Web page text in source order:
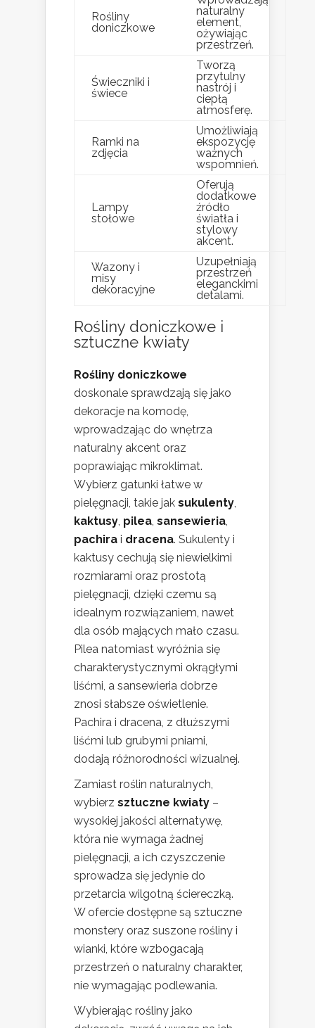
Rośliny
doniczkowe
naturalny
element,
ożywiając
przestrzeń.
Świeczniki i
świece
Tworzą
przytulny
nastrój i
ciepłą
atmosferę.
Ramki na
zdjęcia
Umożliwiają
ekspozycję
ważnych
wspomnień.
Lampy
stołowe
Oferują
dodatkowe
źródło
światła i
stylowy
akcent.
Wazony i
misy
dekoracyjne
Uzupełniają
przestrzeń
eleganckimi
detalami.
Rośliny doniczkowe i
sztuczne kwiaty
Rośliny doniczkowe
doskonale sprawdzają się jako
dekoracje na komodę,
wprowadzając do wnętrza
naturalny akcent oraz
poprawiając mikroklimat.
Wybierz gatunki łatwe w
pielęgnacji, takie jak sukulenty,
kaktusy, pilea, sansewieria,
pachira i dracena. Sukulenty i
kaktusy cechują się niewielkimi
rozmiarami oraz prostotą
pielęgnacji, dzięki czemu są
idealnym rozwiązaniem, nawet
dla osób mających mało czasu.
Pilea natomiast wyróżnia się
charakterystycznymi okrągłymi
liśćmi, a sansewieria dobrze
znosi słabsze oświetlenie.
Pachira i dracena, z dłuższymi
liśćmi lub grubymi pniami,
dodają różnorodności wizualnej.
Zamiast roślin naturalnych,
wybierz sztuczne kwiaty –
wysokiej jakości alternatywę,
która nie wymaga żadnej
pielęgnacji, a ich czyszczenie
sprowadza się jedynie do
przetarcia wilgotną ściereczką.
W ofercie dostępne są sztuczne
monstery oraz suszone rośliny i
wianki, które wzbogacają
przestrzeń o naturalny charakter,
nie wymagając podlewania.
Wybierając rośliny jako